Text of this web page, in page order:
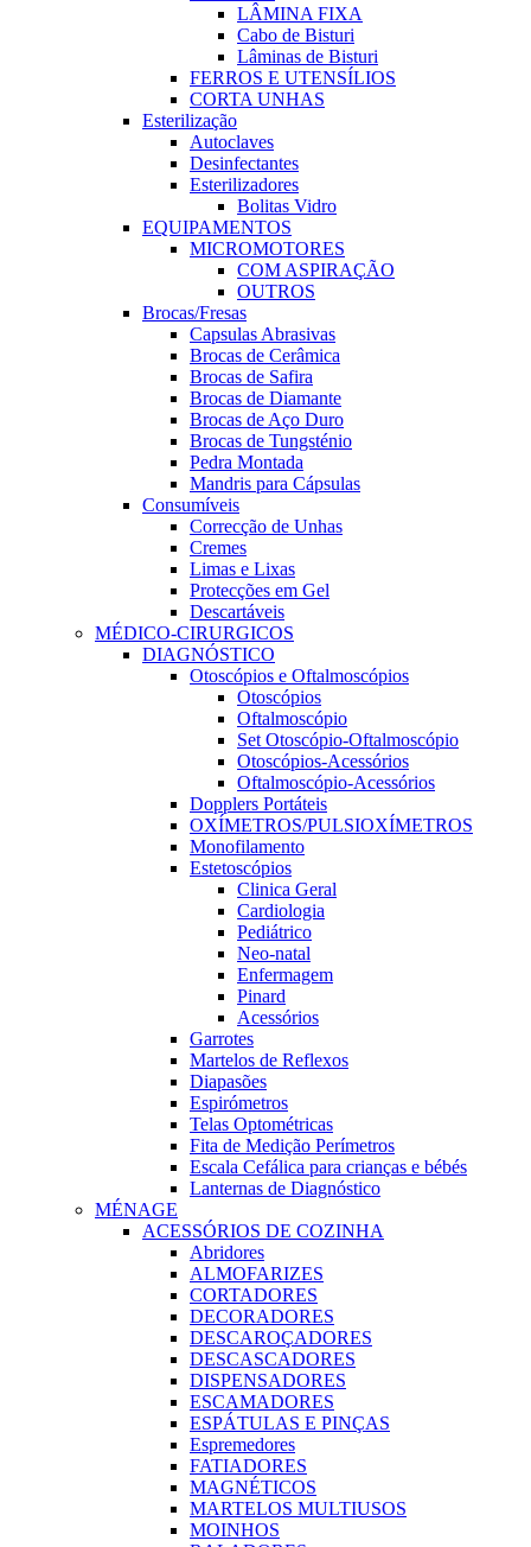
LÂMINA FIXA
Cabo de Bisturi
Lâminas de Bisturi
FERROS E UTENSÍLIOS
CORTA UNHAS
Esterilização
Autoclaves
Desinfectantes
Esterilizadores
Bolitas Vidro
EQUIPAMENTOS
MICROMOTORES
COM ASPIRAÇÃO
OUTROS
Brocas/Fresas
Capsulas Abrasivas
Brocas de Cerâmica
Brocas de Safira
Brocas de Diamante
Brocas de Aço Duro
Brocas de Tungsténio
Pedra Montada
Mandris para Cápsulas
Consumíveis
Correcção de Unhas
Cremes
Limas e Lixas
Protecções em Gel
Descartáveis
MÉDICO-CIRURGICOS
DIAGNÓSTICO
Otoscópios e Oftalmoscópios
Otoscópios
Oftalmoscópio
Set Otoscópio-Oftalmoscópio
Otoscópios-Acessórios
Oftalmoscópio-Acessórios
Dopplers Portáteis
OXÍMETROS/PULSIOXÍMETROS
Monofilamento
Estetoscópios
Clinica Geral
Cardiologia
Pediátrico
Neo-natal
Enfermagem
Pinard
Acessórios
Garrotes
Martelos de Reflexos
Diapasões
Espirómetros
Telas Optométricas
Fita de Medição Perímetros
Escala Cefálica para crianças e bébés
Lanternas de Diagnóstico
MÉNAGE
ACESSÓRIOS DE COZINHA
Abridores
ALMOFARIZES
CORTADORES
DECORADORES
DESCAROÇADORES
DESCASCADORES
DISPENSADORES
ESCAMADORES
ESPÁTULAS E PINÇAS
Espremedores
FATIADORES
MAGNÉTICOS
MARTELOS MULTIUSOS
MOINHOS